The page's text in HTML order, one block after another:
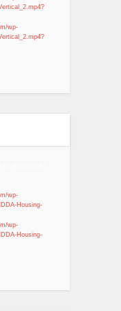
wp-
wp-
Housing-
wp-
Housing-